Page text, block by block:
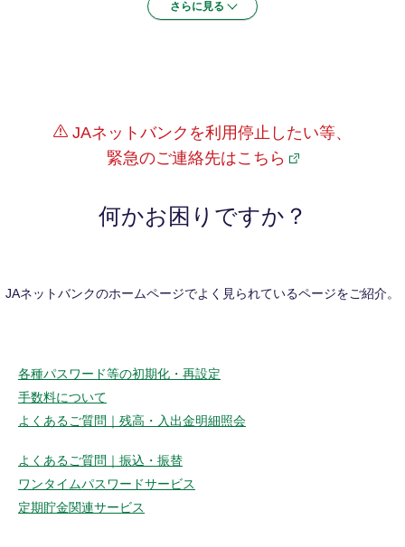
さらに見る
JAネットバンクを利用停止したい等、
緊急のご連絡先はこちら
何かお困りですか？
JAネットバンクのホームページでよく見られているページをご紹介。
各種パスワード等の初期化・再設定
手数料について
よくあるご質問｜残高・入出金明細照会
よくあるご質問｜振込・振替
ワンタイムパスワードサービス
定期貯金関連サービス